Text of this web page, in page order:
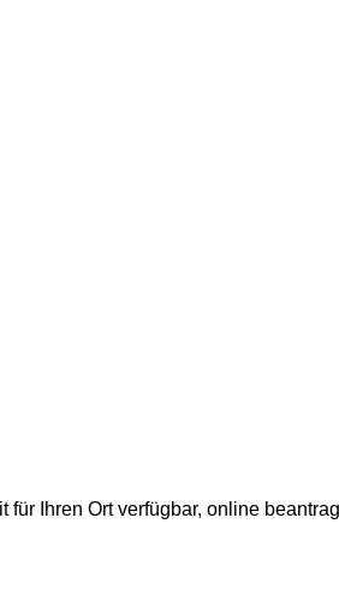
für Ihren Ort verfügbar, online